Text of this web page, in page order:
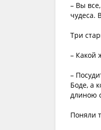
– Вы
чудеса.
Три
– Какой
–
Боде, а
длиною
Поняли